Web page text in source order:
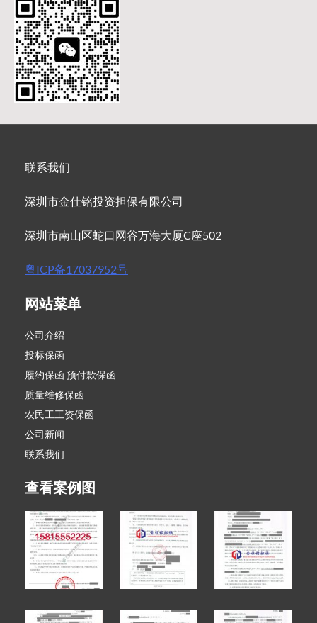
联系我们
深圳市金仕铭投资担保有限公司
深圳市南山区蛇口网谷万海大厦C座502
粤ICP备17037952号
网站菜单
公司介绍
投标保函
履约保函 预付款保函
质量维修保函
农民工工资保函
公司新闻
联系我们
查看案例图